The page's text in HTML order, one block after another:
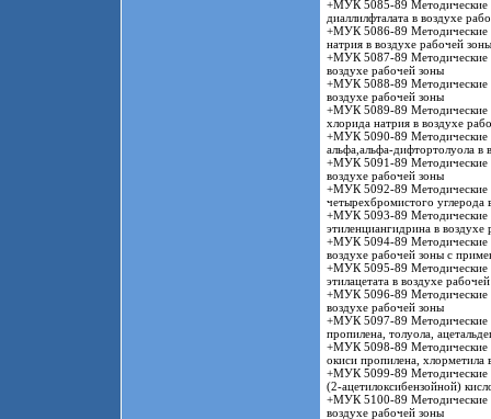
+МУК 5085-89 Методические
диаллилфталата в воздухе
+МУК 5086-89 Методические
натрия в воздухе рабочей зоны
+МУК 5087-89 Методические
воздухе рабочей зоны
+МУК 5088-89 Методические
воздухе рабочей зоны
+МУК 5089-89 Методические
хлорида натрия в воздухе
+МУК 5090-89 Методические
альфа,альфа-дифтортолуола в
+МУК 5091-89 Методические
воздухе рабочей зоны
+МУК 5092-89 Методические
четырехбромистого углерода
+МУК 5093-89 Методические
этиленциангидрина в воздухе
+МУК 5094-89 Методические
воздухе рабочей зоны с
+МУК 5095-89 Методические
этилацетата в воздухе
+МУК 5096-89 Методические
воздухе рабочей зоны
+МУК 5097-89 Методические
пропилена, толуола,
+МУК 5098-89 Методические
окиси пропилена, хлорметила
+МУК 5099-89 Методические
(2-ацетилоксибензойной)
+МУК 5100-89 Методические
воздухе рабочей зоны